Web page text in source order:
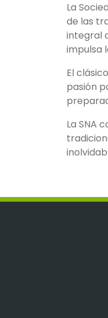
La
de las
integral
impulsa
El
pasión
La SNA